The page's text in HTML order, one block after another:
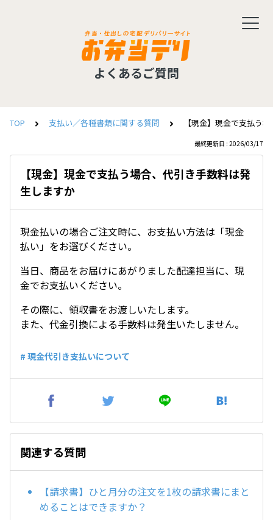
よくあるご質問
TOP 支払い／各種書類に関する質問 【現金】現金で支払う
最終更新日 : 2026/03/17
【現金】現金で支払う場合、代引き手数料は発
生しますか
現金払いの場合ご注文時に、お支払い方法は「現金
払い」をお選びください。
当日、商品をお届けにあがりました配達担当に、現
金でお支払いください。
その際に、領収書をお渡しいたします。
また、代金引換による手数料は発生いたしません。
# 現金代引き支払いについて
関連する質問
【請求書】ひと月分の注文を1枚の請求書にまと
めることはできますか？